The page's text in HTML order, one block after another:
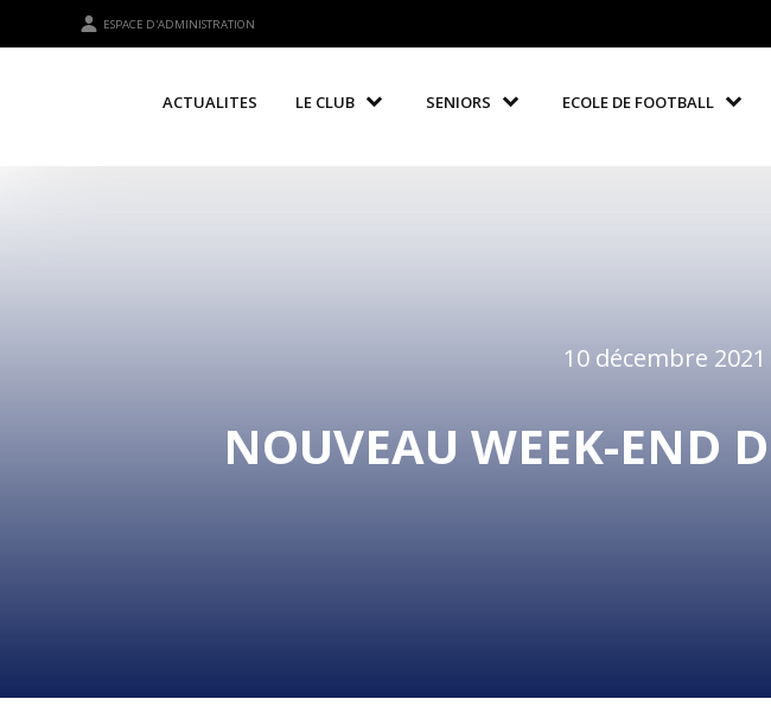
ESPACE D'ADMINISTRATION
ACTUALITES LE CLUB SENIORS ECOLE DE FOOTBALL
10 décembre
NOUVEAU WEEK-END